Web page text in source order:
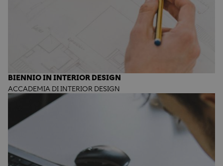
BIENNIO IN INTERIOR DESIGN
ACCADEMIA DI INTERIOR DESIGN